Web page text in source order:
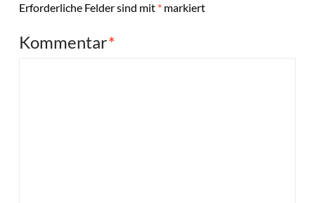
Erforderliche Felder sind mit *markiert
Kommentar*